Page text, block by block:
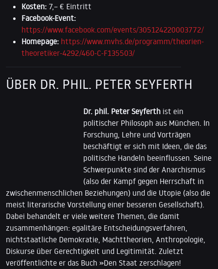
Kosten: 7,– € Eintritt
Facebook-Event:
https://www.facebook.com/events/305124220003772/
Homepage: https://www.mvhs.de/programm/theorien-
theoretiker-4292/460-C-F135503/
ÜBER DR. PHIL. PETER SEYFERTH
Dr. phil. Peter Seyferth ist ein
politischer Philosoph aus München. In
Forschung, Lehre und Vorträgen
beschäftigt er sich mit Ideen, die das
politische Handeln beeinflussen. Seine
Schwerpunkte sind der Anarchismus
(also der Kampf gegen Herrschaft in
zwischenmenschlichen Beziehungen) und die Utopie (also die
meist literarische Vorstellung einer besseren Gesellschaft).
Dabei behandelt er viele weitere Themen, die damit
zusammenhängen: egalitäre Entscheidungsverfahren,
nichtstaatliche Demokratie, Machttheorien, Anthropologie,
Diskurse über Gerechtigkeit und Legitimität. Zuletzt
veröffentlichte er das Buch »Den Staat zerschlagen!